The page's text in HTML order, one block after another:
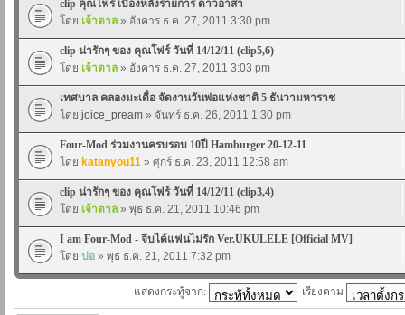
clip คุณโฟร์ เบื่องหลังรายการ ดาวอาสา
โดย เจ้าตาล » อังคาร ธ.ค. 27, 2011 3:30 pm
clip น่ารักๆ ของ คุณโฟร์ วันที่ 14/12/11 (clip5,6)
โดย เจ้าตาล » อังคาร ธ.ค. 27, 2011 3:03 pm
เทศบาล คลองมะเดื่อ จัดงานวันพ่อแห่งชาติ 5 ธันวามหาราช
โดย joice_pream » จันทร์ ธ.ค. 26, 2011 1:30 pm
Four-Mod ร่วมงานครบรอบ 10ปี Hamburger 20-12-11
โดย katanyou11 » ศุกร์ ธ.ค. 23, 2011 12:58 am
clip น่ารักๆ ของ คุณโฟร์ วันที่ 14/12/11 (clip3,4)
โดย เจ้าตาล » พุธ ธ.ค. 21, 2011 10:46 pm
I am Four-Mod - จีบได้แฟนไม่รัก Ver.UKULELE [Official MV]
โดย ปอ » พุธ ธ.ค. 21, 2011 7:32 pm
แสดงกระทู้จาก: เรียงตาม